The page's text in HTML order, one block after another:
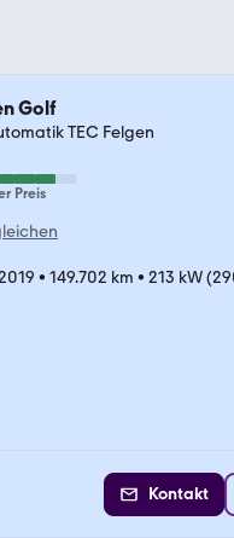
Golf
TEC Felgen
Preis
• 149.702 km • 213 kW
Kontakt